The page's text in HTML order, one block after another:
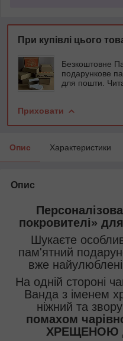
При купівлі цього
Безкоштовне
подарункове
для пошти.
Приховати
Опис Характеристики
Опис
покровителі»
Шукаєте
пам'ятний
вже
На одній стороні
Ванда з іменем
ніжний та
помахом
ХРЕЩЕНОЮ